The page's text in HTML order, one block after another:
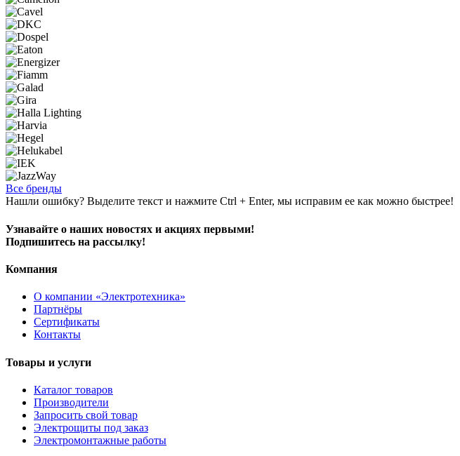
Все бренды
Нашли ошибку? Выделите текст и нажмите Ctrl + Enter, мы исправим ее как можно быстрее!
Узнавайте о наших новостях и акциях первыми!
Подпишитесь на рассылку!
Компания
О компании «Электротехника»
Партнёры
Сертификаты
Контакты
Товары и услуги
Каталог товаров
Производители
Запросить свой товар
Электрощиты под заказ
Электромонтажные работы